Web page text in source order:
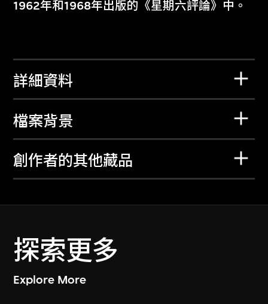
1962年和1968年出版的《星期六評論》中。
詳細資料
檔案背景
創作者的其他藏品
探索更多
Explore More